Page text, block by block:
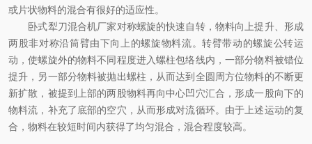
或片状物料的混合有很好的适应性。
卧式犁刀混合机厂家对称螺旋的快速自转，物料向上提升、形成
两股非对称沿筒臂由下向上的螺旋物料流。转臂带动的螺旋公转运
动，使螺旋外的物料不同程度进入螺柱包络线内，一部分物料被错位
提升，另一部分物料被抛出螺柱，从而达到全圆周方位物料的不断更
新扩散，被提到上部的两股物料再向中心凹穴汇合，形成一股向下的
物料流，补充了底部的空穴，从而形成对流循环。由于上述运动的复
合，物料在较短时间内获得了均匀混合，混合程度较高。